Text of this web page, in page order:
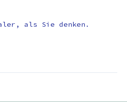
als Sie denken.